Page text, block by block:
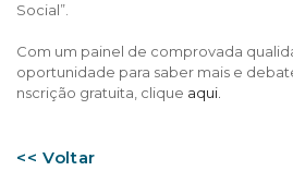
Social”.
Com um painel de comprovada
oportunidade para saber mais e
nscrição gratuita, clique aqui.
<< Voltar